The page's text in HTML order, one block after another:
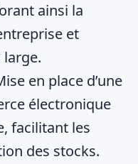
ainsi la
et
en place d’une
électronique
facilitant les
des stocks.